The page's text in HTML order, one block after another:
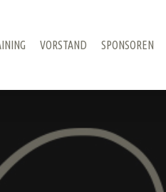
VORSTAND SPONSOREN